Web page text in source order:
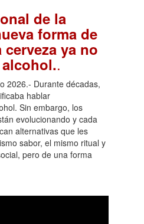
de la
forma de
ya no
.
2026.- Durante décadas,
hablar
Sin embargo, los
evolucionando y cada
alternativas que les
sabor, el mismo ritual y
pero de una forma